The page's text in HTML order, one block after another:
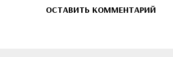
ОСТАВИТЬ КОММЕНТАРИЙ